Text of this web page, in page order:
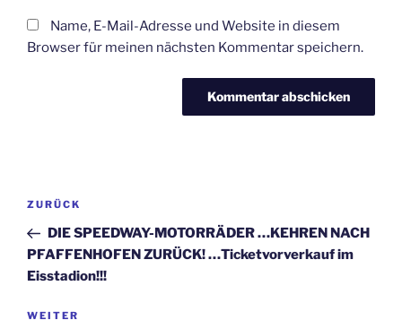
Name, E-Mail-Adresse und Website in diesem
Browser für meinen nächsten Kommentar speichern.
Beitragsnavigation
Vorheriger
Beitrag
ZURÜCK
DIE SPEEDWAY-MOTORRÄDER …KEHREN NACH
PFAFFENHOFEN ZURÜCK! …Ticketvorverkauf im
Eisstadion!!!
Nächster
WEITER